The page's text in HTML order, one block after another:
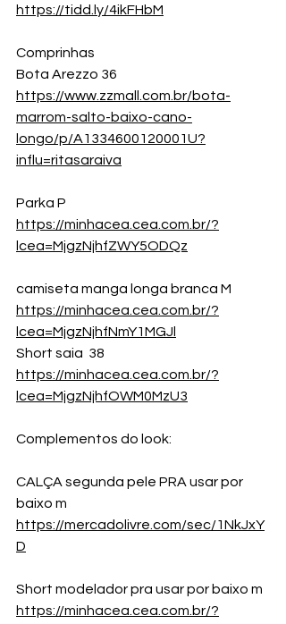
https://tidd.ly/4ikFHbM
Comprinhas
Bota Arezzo 36
https://www.zzmall.com.br/bota-
marrom-salto-baixo-cano-
longo/p/A1334600120001U?
influ=ritasaraiva
Parka P
https://minhacea.cea.com.br/?
lcea=MjgzNjhfZWY5ODQz
camiseta manga longa branca M
https://minhacea.cea.com.br/?
lcea=MjgzNjhfNmY1MGJl
Short saia  38
https://minhacea.cea.com.br/?
lcea=MjgzNjhfOWM0MzU3
Complementos do look:
CALÇA segunda pele PRA usar por
baixo m
https://mercadolivre.com/sec/1NkJxY
D
Short modelador pra usar por baixo m
https://minhacea.cea.com.br/?